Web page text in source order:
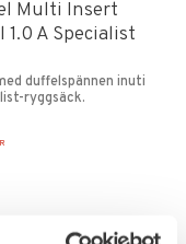
Multi Insert
1.0 A Specialist
duffelspännen inuti
ryggsäck.